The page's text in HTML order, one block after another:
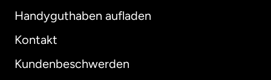
Handyguthaben aufladen
Kontakt
Kundenbeschwerden